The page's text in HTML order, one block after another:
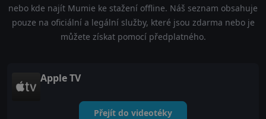
nebo kde najít Mumie ke stažení offline. Náš seznam obsahuje
pouze na oficiální a legální služby, které jsou zdarma nebo je
můžete získat pomocí předplatného.
Apple TV
Přejít do videotéky